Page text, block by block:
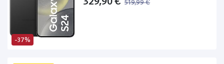
-37%
519,99 €